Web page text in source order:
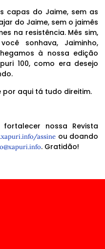
capas do Jaime, sem as
do Jaime, sem o jaimês
na resistência. Mês sim,
sonhava, Jaiminho,
à nossa edição
100, como era desejo
por aqui tá tudo direitim.
nossa Revista
assine ou doando
. Gratidão!